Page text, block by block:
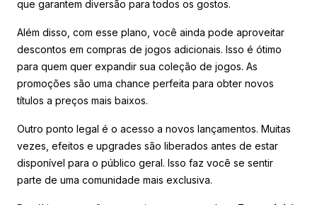
que garantem diversão para todos os gostos.
Além disso, com esse plano, você ainda pode aproveitar
descontos em compras de jogos adicionais. Isso é ótimo
para quem quer expandir sua coleção de jogos. As
promoções são uma chance perfeita para obter novos
títulos a preços mais baixos.
Outro ponto legal é o acesso a novos lançamentos. Muitas
vezes, efeitos e upgrades são liberados antes de estar
disponível para o público geral. Isso faz você se sentir
parte de uma comunidade mais exclusiva.